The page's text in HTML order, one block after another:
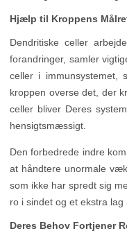
Hjælp til Kroppens
Dendritiske celler
forandringer, samler
celler i immunsystemet,
kroppen overse det, der
celler bliver Deres
hensigtsmæssigt.
Den forbedrede indre
at håndtere unormale
som ikke har spredt sig
ro i sindet og et ekstra lag
Deres Behov Fortjener